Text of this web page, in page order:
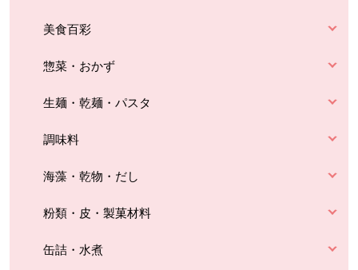
美食百彩
惣菜・おかず
生麺・乾麺・パスタ
調味料
海藻・乾物・だし
粉類・皮・製菓材料
缶詰・水煮